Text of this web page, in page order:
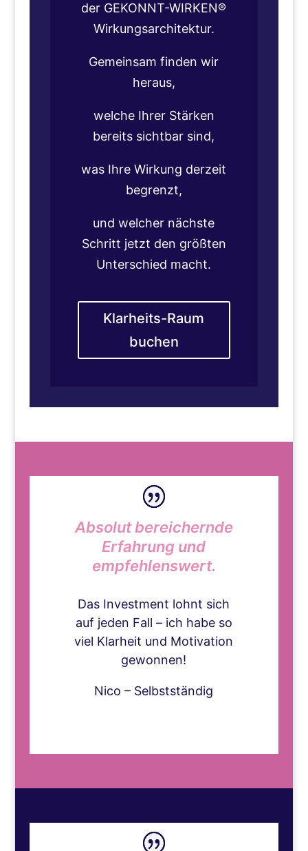
der GEKONNT-WIRKEN®
Wirkungsarchitektur.
Gemeinsam finden wir
heraus,
welche Ihrer Stärken
bereits sichtbar sind,
was Ihre Wirkung derzeit
begrenzt,
und welcher nächste
Schritt jetzt den größten
Unterschied macht.
Klarheits-Raum
buchen
Absolut bereichernde
Erfahrung und
empfehlenswert.
Das Investment lohnt sich
auf jeden Fall – ich habe so
viel Klarheit und Motivation
gewonnen!
Nico – Selbstständig